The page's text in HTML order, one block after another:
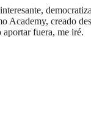
creado
aportar fuera, me iré.